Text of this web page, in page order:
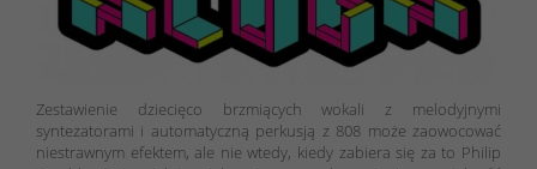
Zestawienie dziecięco brzmiących wokali z melodyjnymi
syntezatorami i automatyczną perkusją z 808 może zaowocować
niestrawnym efektem, ale nie wtedy, kiedy zabiera się za to Philip